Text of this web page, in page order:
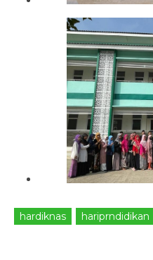
hardiknas hariprndidikan